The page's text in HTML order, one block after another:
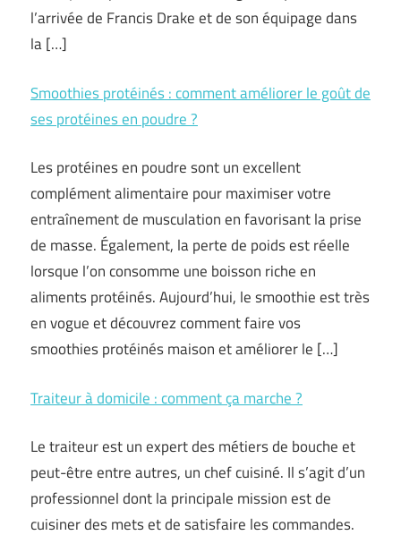
l’arrivée de Francis Drake et de son équipage dans
la […]
Smoothies protéinés : comment améliorer le goût de
ses protéines en poudre ?
Les protéines en poudre sont un excellent
complément alimentaire pour maximiser votre
entraînement de musculation en favorisant la prise
de masse. Également, la perte de poids est réelle
lorsque l’on consomme une boisson riche en
aliments protéinés. Aujourd’hui, le smoothie est très
en vogue et découvrez comment faire vos
smoothies protéinés maison et améliorer le […]
Traiteur à domicile : comment ça marche ?
Le traiteur est un expert des métiers de bouche et
peut-être entre autres, un chef cuisiné. Il s’agit d’un
professionnel dont la principale mission est de
cuisiner des mets et de satisfaire les commandes.